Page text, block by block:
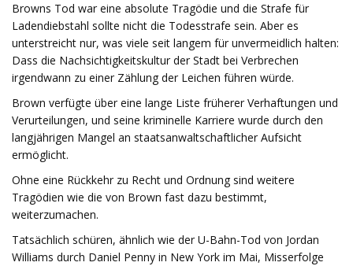
Browns Tod war eine absolute Tragödie und die Strafe für
Ladendiebstahl sollte nicht die Todesstrafe sein. Aber es
unterstreicht nur, was viele seit langem für unvermeidlich halten:
Dass die Nachsichtigkeitskultur der Stadt bei Verbrechen
irgendwann zu einer Zählung der Leichen führen würde.
Brown verfügte über eine lange Liste früherer Verhaftungen und
Verurteilungen, und seine kriminelle Karriere wurde durch den
langjährigen Mangel an staatsanwaltschaftlicher Aufsicht
ermöglicht.
Ohne eine Rückkehr zu Recht und Ordnung sind weitere
Tragödien wie die von Brown fast dazu bestimmt,
weiterzumachen.
Tatsächlich schüren, ähnlich wie der U-Bahn-Tod von Jordan
Williams durch Daniel Penny in New York im Mai, Misserfolge